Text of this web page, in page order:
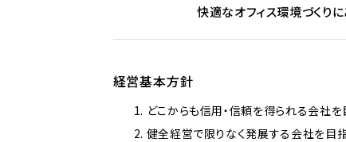
快適なオフィス環境づくり
経営基本方針
どこからも信用・信頼を得られる会社
健全経営で限りなく発展する会社を目